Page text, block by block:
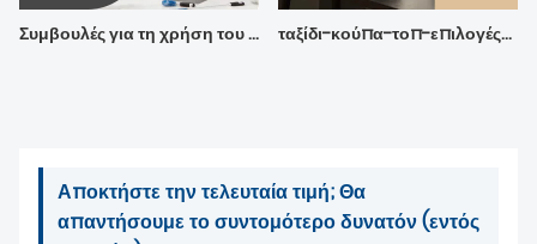
Συμβουλές για τη χρήση του Θερμός Φλιτζάνι ταξίδι-κούπα-τοπ-επιλογές-για-εργασία-στο-δρόμο
Αποκτήστε την τελευταία τιμή; Θα
απαντήσουμε το συντομότερο δυνατόν (εντός